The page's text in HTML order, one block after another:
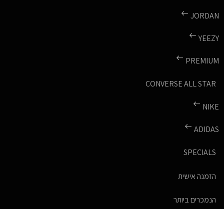
JORDAN
YEEZY
PREMIUM
CONVERSE ALL STAR
NIKE
ADIDAS
SPECIALS
הזמנה אישית
הנמכרים ביותר